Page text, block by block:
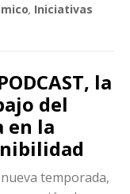
, Iniciativas
la
del
en la
temporada,